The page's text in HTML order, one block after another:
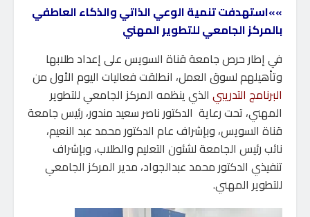
»»استهدفت تنمية الوعي الذاتي والذكاء العاطفي
بالمركز الجامعي للتطوير المهني
في إطار حرص جامعة قناة السويس على إعداد طلابها
وتأهيلهم لسوق العمل، انطلقت فعاليات اليوم الأول من
البرنامج التدريبي الذي ينظمه المركز الجامعي للتطوير
المهني، تحت رعاية الدكتور ناصر سعيد مندور، رئيس جامعة
قناة السويس، وبإشراف عام الدكتور محمد عبد النعيم،
نائب رئيس الجامعة لشئون التعليم والطلاب، وبإشراف
تنفيذي الدكتور محمد عبدالجواد، مدير المركز الجامعي
للتطوير المهني.